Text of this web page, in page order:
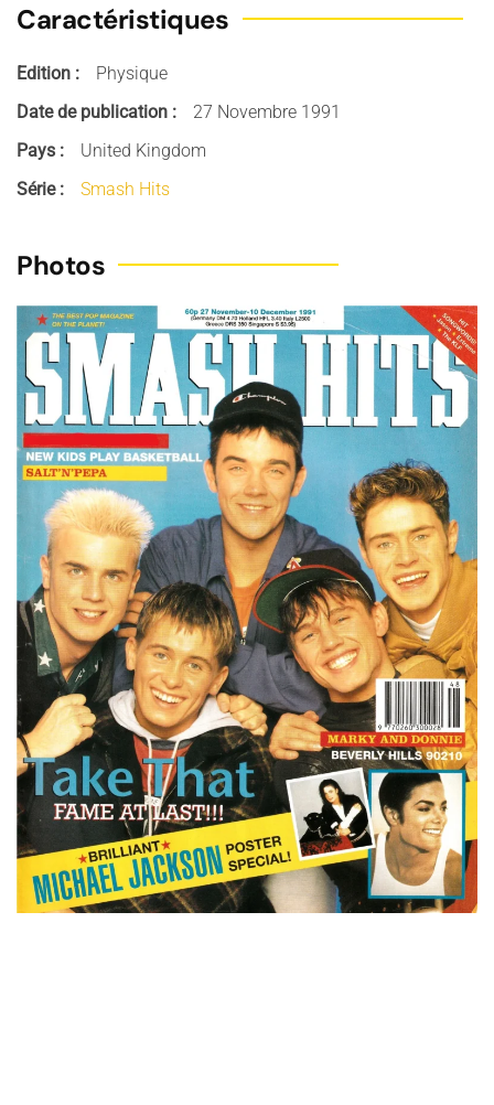
Caractéristiques
Edition :
Physique
Date de publication :
27 Novembre 1991
Pays :
United Kingdom
Série :
Smash Hits
Photos